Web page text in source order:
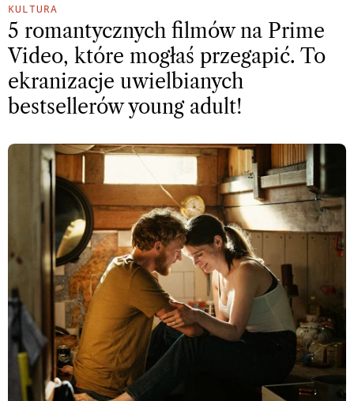
KULTURA
5 romantycznych filmów na Prime
Video, które mogłaś przegapić. To
ekranizacje uwielbianych
bestsellerów young adult!